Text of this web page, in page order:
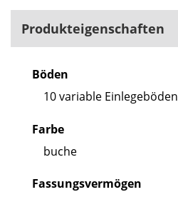
Produkteigenschaften
Böden
10 variable Einlegeböden
Farbe
buche
Fassungsvermögen